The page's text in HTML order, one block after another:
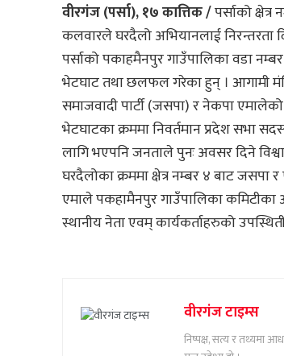
वीरगंज (पर्सा), १७ कात्तिक /पर्साको
कलवारले घरदैलो अभियानलाई निरन्तरता
पर्साको पकाहमैनपुर गाउँपालिका वडा
भेटघाट तथा छलफल गरेका हुन् । आगामी
समाजवादी पार्टी (जसपा) र नेकपा
भेटघाटका क्रममा निवर्तमान प्रदेश सभा
लागि भएपनि जनताले पुनः अवसर दिने
घरदैलोका क्रममा क्षेत्र नम्बर ४ बाट
एमाले पकहामैनपुर गाउँपालिका कमिटीका
स्थानीय नेता एवम् कार्यकर्ताहरुको
वीरगंज टाइम्स
निष्पक्ष, सत्य र तथ्यमा